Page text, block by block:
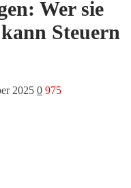
Wer sie
Steuern
2025 0 975